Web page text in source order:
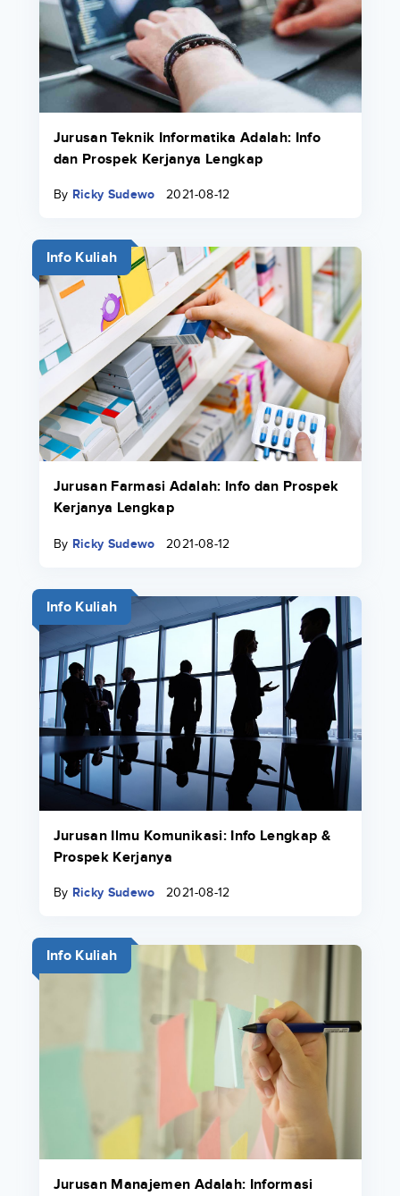
Jurusan Teknik Informatika Adalah: Info
dan Prospek Kerjanya Lengkap
By Ricky Sudewo 2021-08-12
Info Kuliah
Jurusan Farmasi Adalah: Info dan Prospek
Kerjanya Lengkap
By Ricky Sudewo 2021-08-12
Info Kuliah
Jurusan Ilmu Komunikasi: Info Lengkap &
Prospek Kerjanya
By Ricky Sudewo 2021-08-12
Info Kuliah
Jurusan Manajemen Adalah: Informasi